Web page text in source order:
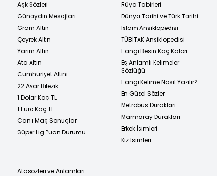
Aşk Sözleri
Günaydın Mesajları
Gram Altın
Çeyrek Altın
Yarım Altın
Ata Altın
Cumhuriyet Altını
22 Ayar Bilezik
1 Dolar Kaç TL
1 Euro Kaç TL
Canlı Maç Sonuçları
Süper Lig Puan Durumu
Rüya Tabirleri
Dünya Tarihi ve Türk Tarihi
İslam Ansiklopedisi
TÜBİTAK Ansiklopedisi
Hangi Besin Kaç Kalori
Eş Anlamlı Kelimeler
Sözlüğü
Hangi Kelime Nasıl Yazılır?
En Güzel Sözler
Metrobüs Durakları
Marmaray Durakları
Erkek İsimleri
Kız İsimleri
Atasözleri ve Anlamları